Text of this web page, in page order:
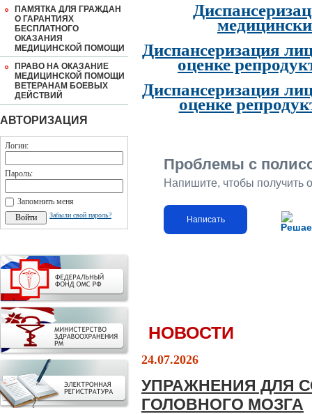
ПАМЯТКА ДЛЯ ГРАЖДАН
О ГАРАНТИЯХ
БЕСПЛАТНОГО
ОКАЗАНИЯ
МЕДИЦИНСКОЙ ПОМОЩИ
ПРАВО НА ОКАЗАНИЕ
МЕДИЦИНСКОЙ ПОМОЩИ
ВЕТЕРАНАМ БОЕВЫХ
ДЕЙСТВИЙ
АВТОРИЗАЦИЯ
Логин:
Пароль:
Запомнить меня
Забыли свой пароль?
Диспансеризация
оценке
Диспансеризация
оценке
Проблемы с
Напишите, чтобы получить
Написать
НОВОСТИ
24.07.2026
УПРАЖНЕНИЯ ДЛЯ
ГОЛОВНОГО МОЗГА